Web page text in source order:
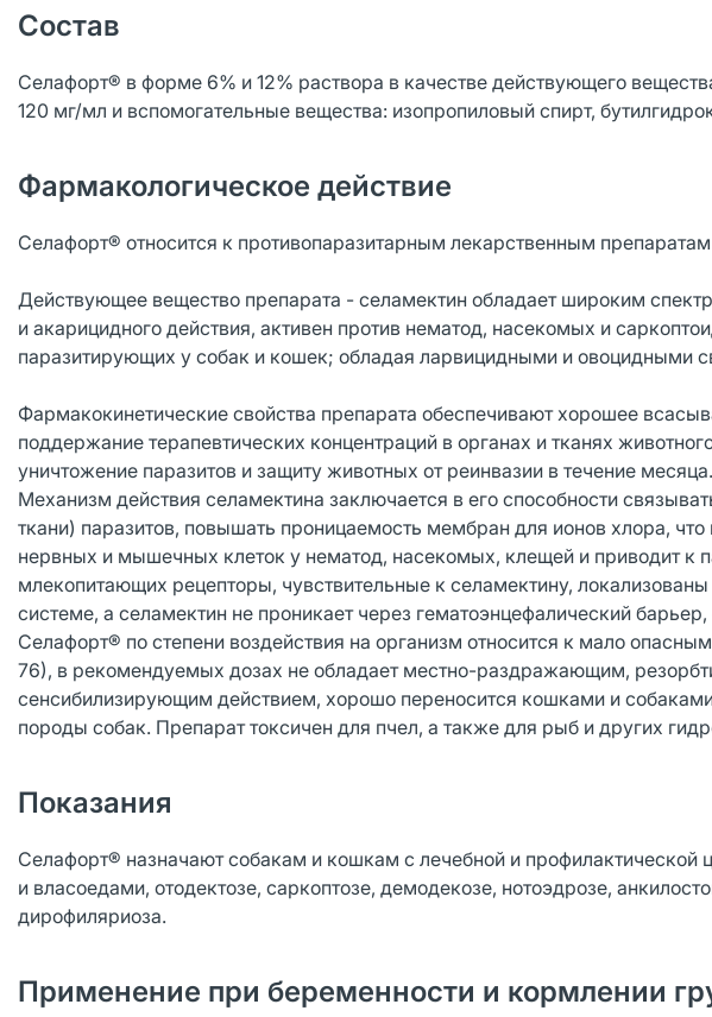
Состав
Селафорт® в форме 6% и 12% раствора в качестве действующего
120 мг/мл и вспомогательные вещества: изопропиловый спирт,
Фармакологическое действие
Селафорт® относится к противопаразитарным лекарственным
Действующее вещество препарата - селамектин обладает широким
и акарицидного действия, активен против нематод, насекомых и
паразитирующих у собак и кошек; обладая ларвицидными и овоцидными
Фармакокинетические свойства препарата обеспечивают хорошее
поддержание терапевтических концентраций в органах и тканях
уничтожение паразитов и защиту животных от реинвазии в течение месяца.
Механизм действия селамектина заключается в его способности
ткани) паразитов, повышать проницаемость мембран для ионов хлора,
нервных и мышечных клеток у нематод, насекомых, клещей и приводит к
млекопитающих рецепторы, чувствительные к селамектину,
системе, а селамектин не проникает через гематоэнцефалический
Селафорт® по степени воздействия на организм относится к мало
76), в рекомендуемых дозах не обладает местно-раздражающим,
сенсибилизирующим действием, хорошо переносится кошками и
породы собак. Препарат токсичен для пчел, а также для рыб и других
Показания
Селафорт® назначают собакам и кошкам с лечебной и
и власоедами, отодектозе, саркоптозе, демодекозе, нотоэдрозе,
дирофиляриоза.
Применение при беременности и кормлении